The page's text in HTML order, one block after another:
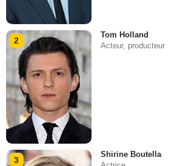
2
Tom Holland
Acteur, producteur
3
Shirine Boutella